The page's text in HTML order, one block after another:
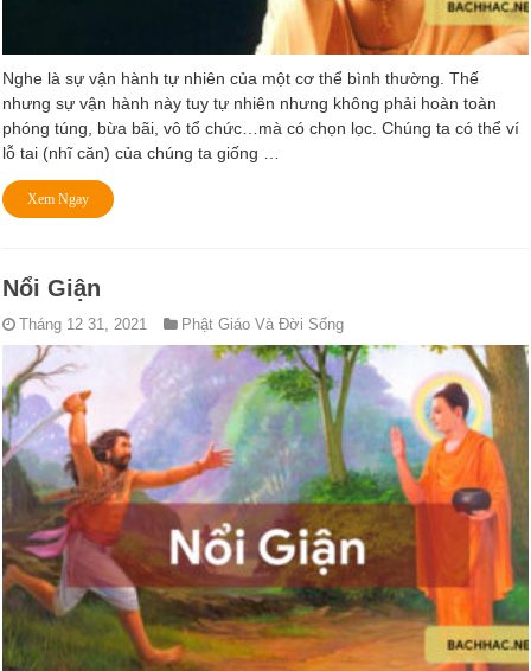
Nghe là sự vận hành tự nhiên của một cơ thể bình thường. Thế
nhưng sự vận hành này tuy tự nhiên nhưng không phải hoàn toàn
phóng túng, bừa bãi, vô tổ chức…mà có chọn lọc. Chúng ta có thể ví
lỗ tai (nhĩ căn) của chúng ta giống …
Xem Ngay
Nổi Giận
Tháng 12 31, 2021 Phật Giáo Và Đời Sống